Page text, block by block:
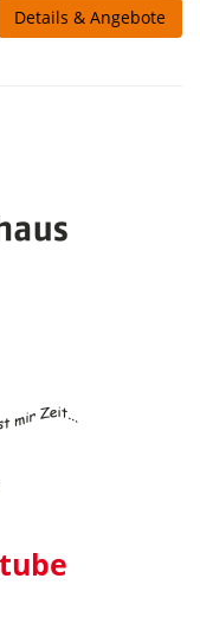
Details & Angebote